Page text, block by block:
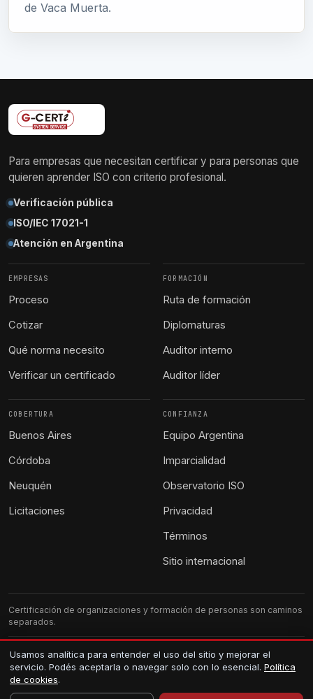
de Vaca Muerta.
Para empresas que necesitan certificar y para personas que
quieren aprender ISO con criterio profesional.
Verificación pública
ISO/IEC 17021-1
Atención en Argentina
EMPRESAS
Proceso
Cotizar
Qué norma necesito
Verificar un certificado
FORMACIÓN
Ruta de formación
Diplomaturas
Auditor interno
Auditor líder
COBERTURA
Buenos Aires
Córdoba
Neuquén
Licitaciones
CONFIANZA
Equipo Argentina
Imparcialidad
Observatorio ISO
Privacidad
Términos
Sitio internacional
Certificación de organizaciones y formación de personas son caminos
separados.
G-CERTI Argentina. Atención local.
Los certificados se verifican en el registro público.
Usamos analítica para entender el uso del sitio y mejorar el
servicio. Podés aceptarla o navegar solo con lo esencial. Política
de cookies.